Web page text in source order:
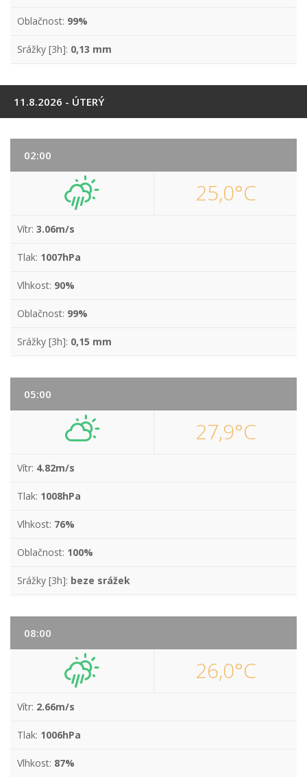
Oblačnost: 99%
Srážky [3h]: 0,13 mm
11.8.2026 - ÚTERÝ
02:00
25,0°C
Vítr: 3.06m/s
Tlak: 1007hPa
Vlhkost: 90%
Oblačnost: 99%
Srážky [3h]: 0,15 mm
05:00
27,9°C
Vítr: 4.82m/s
Tlak: 1008hPa
Vlhkost: 76%
Oblačnost: 100%
Srážky [3h]: beze srážek
08:00
26,0°C
Vítr: 2.66m/s
Tlak: 1006hPa
Vlhkost: 87%